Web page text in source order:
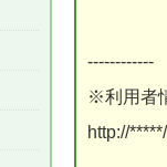
------------
※利用者
http://*****/